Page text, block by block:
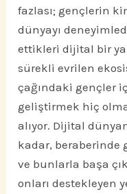
fazlası; gençlerin
dünyayı
ettikleri dijital bir
sürekli evrilen
çağındaki gençler
geliştirmek hiç
alıyor. Dijital
kadar, beraberinde
ve bunlarla başa
onları destekleyen